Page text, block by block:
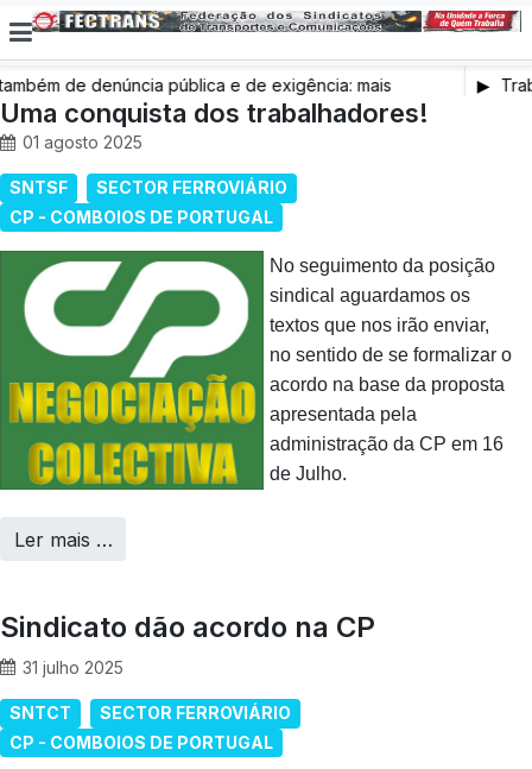
de denúncia pública e de exigência: mais
mais condições de trabalho e mais SNS
Uma conquista dos trabalhadores!
01 agosto 2025
SNTSF
SECTOR FERROVIÁRIO
CP - COMBOIOS DE PORTUGAL
No seguimento da posição
sindical aguardamos os
textos que nos irão enviar,
no sentido de se formalizar o
acordo na base da proposta
apresentada pela
administração da CP em 16
de Julho.
Ler mais …
Sindicato dão acordo na CP
31 julho 2025
SNTCT
SECTOR FERROVIÁRIO
CP - COMBOIOS DE PORTUGAL